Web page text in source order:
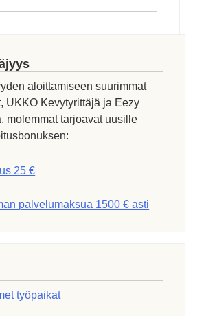
aloittamiseen suurimmat
UKKO Kevytyrittäjä ja Eezy
molemmat tarjoavat uusille
25 €
palvelumaksua 1500 € asti
työpaikat